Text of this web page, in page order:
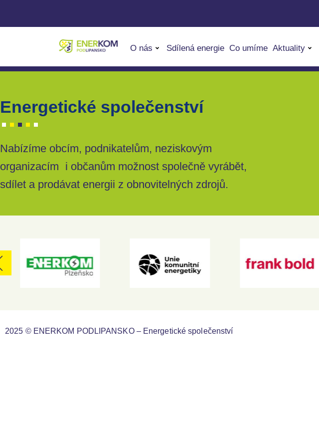
O nás Sdílená energie Co umíme Aktuality
Energetické společenství
Nabízíme obcím, podnikatelům, neziskovým
organizacím i občanům možnost společně vyrábět,
sdílet a prodávat energii z obnovitelných zdrojů.
2025 © ENERKOM PODLIPANSKO – Energetické společenství